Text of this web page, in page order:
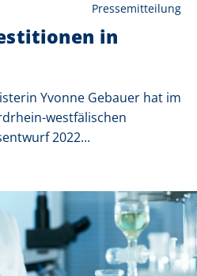
Pressemitteilung
in
Yvonne Gebauer hat im
westfälischen
2022...